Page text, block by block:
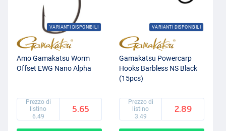
VARIANTI DISPONIBILI
Amo Gamakatsu Worm
Offset EWG Nano Alpha
Prezzo di
listino
6.49
5.65
VARIANTI DISPONIBILI
Gamakatsu Powercarp
Hooks Barbless NS Black
(15pcs)
Prezzo di
listino
3.49
2.89